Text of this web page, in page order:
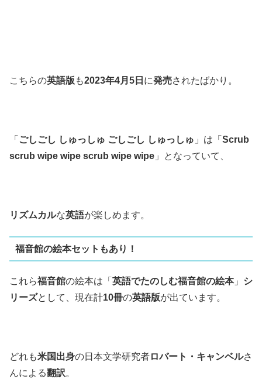
こちらの英語版 も2023年4月5日 に発売されたばかり。
「 ごしごし しゅっしゅ ごしごし しゅっしゅ 」は「 Scrub
scrub wipe wipe scrub wipe wipe 」となっていて、
リズムカルな英語が楽しめます。
福音館の絵本セットもあり！
これら福音館の絵本は「 英語でたのしむ福音館の絵本」 シ
リーズとして、現在計10冊の英語版が出ています。
どれも米国出身の日本文学研究者ロバート・キャンベルさ
んによる翻訳。